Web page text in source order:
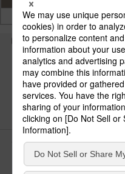
全て
チェック
パナソニックの
サイトのご利用にあたって ク
パナソニッ